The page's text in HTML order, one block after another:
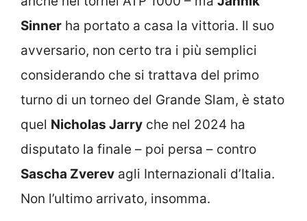
Sinner ha portato a casa la vittoria. Il suo
avversario, non certo tra i più semplici
considerando che si trattava del primo
turno di un torneo del Grande Slam, è stato
quel Nicholas Jarry che nel 2024 ha
disputato la finale – poi persa – contro
Sascha Zverev agli Internazionali d’Italia.
Non l’ultimo arrivato, insomma.